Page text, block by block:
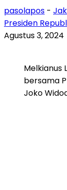
pasolapos -
Presiden
Agustus 3, 2024
Melkianus
bersama
Joko